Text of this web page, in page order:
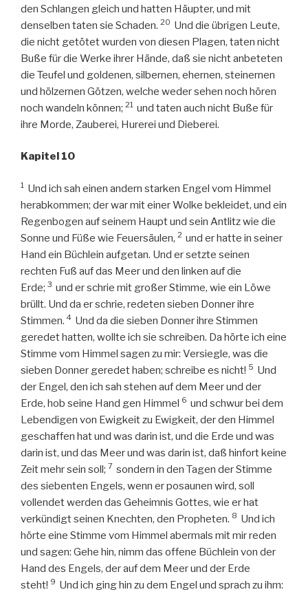
den Schlangen gleich und hatten Häupter, und mit
denselben taten sie Schaden. 20 Und die übrigen Leute,
die nicht getötet wurden von diesen Plagen, taten nicht
Buße für die Werke ihrer Hände, daß sie nicht anbeteten
die Teufel und goldenen, silbernen, ehernen, steinernen
und hölzernen Götzen, welche weder sehen noch hören
noch wandeln können; 21 und taten auch nicht Buße für
ihre Morde, Zauberei, Hurerei und Dieberei.
Kapitel 10
1 Und ich sah einen andern starken Engel vom Himmel
herabkommen; der war mit einer Wolke bekleidet, und ein
Regenbogen auf seinem Haupt und sein Antlitz wie die
Sonne und Füße wie Feuersäulen, 2 und er hatte in seiner
Hand ein Büchlein aufgetan. Und er setzte seinen
rechten Fuß auf das Meer und den linken auf die
Erde; 3 und er schrie mit großer Stimme, wie ein Löwe
brüllt. Und da er schrie, redeten sieben Donner ihre
Stimmen. 4 Und da die sieben Donner ihre Stimmen
geredet hatten, wollte ich sie schreiben. Da hörte ich eine
Stimme vom Himmel sagen zu mir: Versiegle, was die
sieben Donner geredet haben; schreibe es nicht! 5 Und
der Engel, den ich sah stehen auf dem Meer und der
Erde, hob seine Hand gen Himmel 6 und schwur bei dem
Lebendigen von Ewigkeit zu Ewigkeit, der den Himmel
geschaffen hat und was darin ist, und die Erde und was
darin ist, und das Meer und was darin ist, daß hinfort keine
Zeit mehr sein soll; 7 sondern in den Tagen der Stimme
des siebenten Engels, wenn er posaunen wird, soll
vollendet werden das Geheimnis Gottes, wie er hat
verkündigt seinen Knechten, den Propheten. 8 Und ich
hörte eine Stimme vom Himmel abermals mit mir reden
und sagen: Gehe hin, nimm das offene Büchlein von der
Hand des Engels, der auf dem Meer und der Erde
steht! 9 Und ich ging hin zu dem Engel und sprach zu ihm: